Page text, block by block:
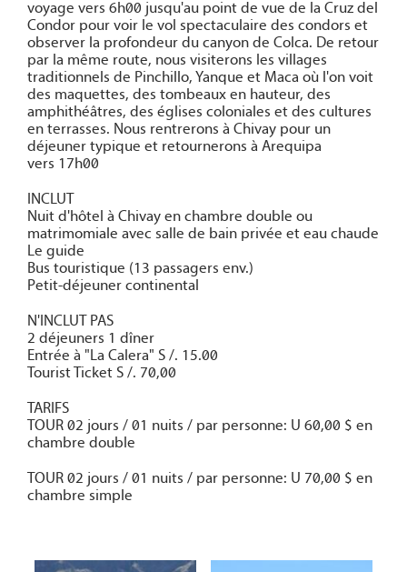
voyage vers 6h00 jusqu'au point de vue de la Cruz del
Condor pour voir le vol spectaculaire des condors et
observer la profondeur du canyon de Colca. De retour
par la même route, nous visiterons les villages
traditionnels de Pinchillo, Yanque et Maca où l'on voit
des maquettes, des tombeaux en hauteur, des
amphithéâtres, des églises coloniales et des cultures
en terrasses. Nous rentrerons à Chivay pour un
déjeuner typique et retournerons à Arequipa
vers 17h00
INCLUT
Nuit d'hôtel à Chivay en chambre double ou
matrimomiale avec salle de bain privée et eau chaude
Le guide
Bus touristique (13 passagers env.)
Petit-déjeuner continental
N'INCLUT PAS
2 déjeuners 1 dîner
Entrée à "La Calera" S /. 15.00
Tourist Ticket S /. 70,00
TARIFS
TOUR 02 jours / 01 nuits / par personne: U 60,00 $ en
chambre double
TOUR 02 jours / 01 nuits / par personne: U 70,00 $ en
chambre simple